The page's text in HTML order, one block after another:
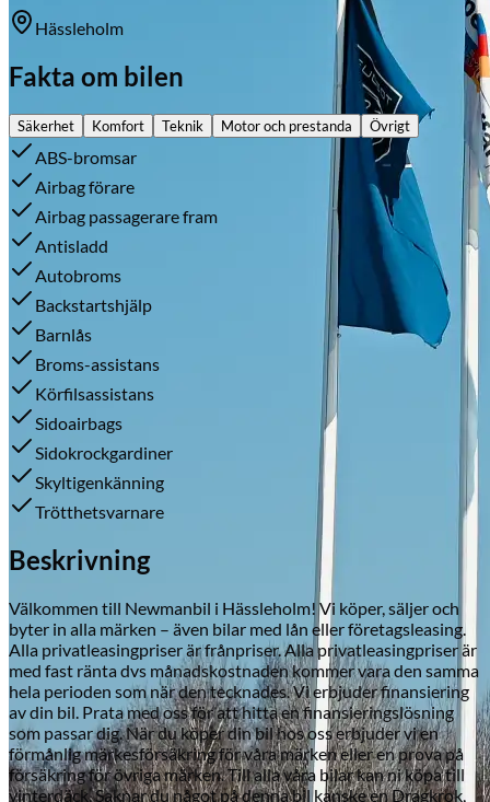
Skadeverkstad
Hässleholm
Fakta om bilen
Säkerhet Komfort Teknik Motor och prestanda Övrigt
ABS-bromsar
Airbag förare
Airbag passagerare fram
Antisladd
Autobroms
Backstartshjälp
Barnlås
Broms-assistans
Körfilsassistans
Sidoairbags
Sidokrockgardiner
Skyltigenkänning
Trötthetsvarnare
Beskrivning
Välkommen till Newmanbil i Hässleholm! Vi köper, säljer och
byter in alla märken – även bilar med lån eller företagsleasing.
Alla privatleasingpriser är frånpriser. Alla privatleasingpriser är
med fast ränta dvs månadskostnaden kommer vara den samma
hela perioden som när den tecknades. Vi erbjuder finansiering
av din bil. Prata med oss för att hitta en finansieringslösning
som passar dig. När du köper din bil hos oss erbjuder vi en
förmånlig märkesförsäkring för våra märken eller en prova på
försäkring för övriga märken. Till alla våra bilar kan ni köpa till
vinterdäck. Saknar du något på denna bil kanske en Dragkrok,